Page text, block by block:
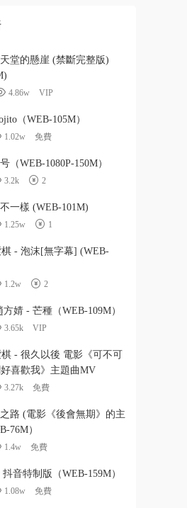
堂的懸崖 (禁斷完整版)
4.86w VIP
（WEB-105M）
1.02w 免費
（WEB-1080P-150M）
3.2k 2
一樣 (WEB-101M)
1.25w 1
- 泡沫[無字幕] (WEB-
1.2w 2
婧 - 芒種（WEB-109M）
3.65k VIP
- 很久以後 電影《可不可
喜歡我》主題曲MV
3.27k 免費
路 (電影《後會無期》的主
76M）
1.4w 免費
音特制版（WEB-159M）
1.08w 免費